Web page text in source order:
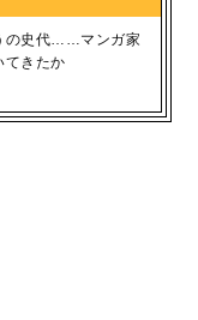
の史代……マンガ家
てきたか